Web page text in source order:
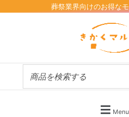
容
プ
葬祭業界向けのお得な
Menu